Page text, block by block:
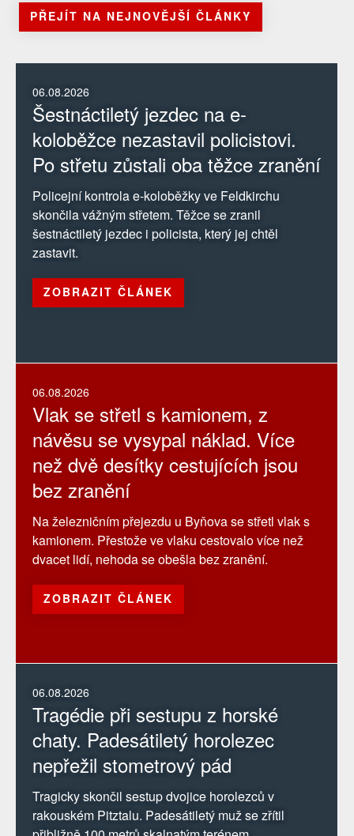
PŘEJÍT NA NEJNOVĚJŠÍ ČLÁNKY
06.08.2026
Šestnáctiletý jezdec na e-
koloběžce nezastavil policistovi.
Po střetu zůstali oba těžce zranění
Policejní kontrola e-koloběžky ve Feldkirchu
skončila vážným střetem. Těžce se zranil
šestnáctiletý jezdec i policista, který jej chtěl
zastavit.
ZOBRAZIT ČLÁNEK
06.08.2026
Tragédie při sestupu z horské
chaty. Padesátiletý horolezec
nepřežil stometrový pád
Tragicky skončil sestup dvojice horolezců v
rakouském Pitztalu. Padesátiletý muž se zřítil
06.08.2026
Vlak se střetl s kamionem, z
návěsu se vysypal náklad. Více
než dvě desítky cestujících jsou
bez zranění
Na železničním přejezdu u Byňova se střetl vlak s
kamionem. Přestože ve vlaku cestovalo více než
dvacet lidí, nehoda se obešla bez zranění.
ZOBRAZIT ČLÁNEK